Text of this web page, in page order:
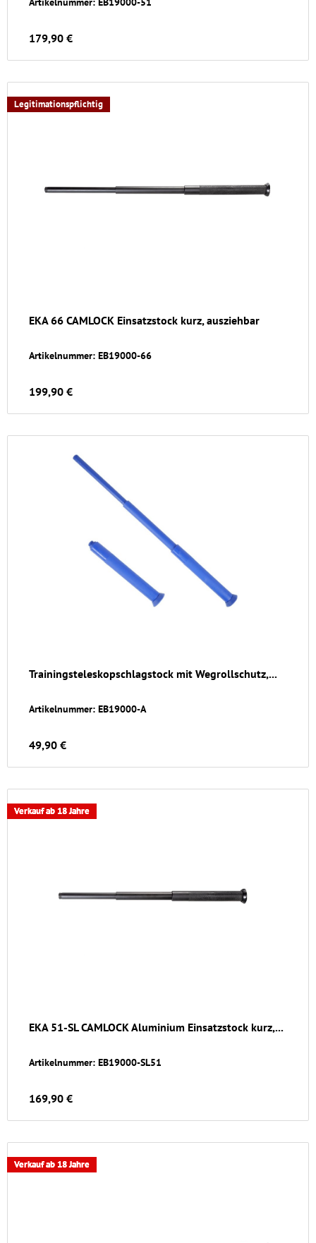
179,90 €
Legitimationspflichtig
EKA 66 CAMLOCK Einsatzstock kurz, ausziehbar
Artikelnummer: EB19000-66
199,90 €
Trainingsteleskopschlagstock mit Wegrollschutz,...
Artikelnummer: EB19000-A
49,90 €
Verkauf ab 18 Jahre
EKA 51-SL CAMLOCK Aluminium Einsatzstock kurz,...
Artikelnummer: EB19000-SL51
169,90 €
Verkauf ab 18 Jahre